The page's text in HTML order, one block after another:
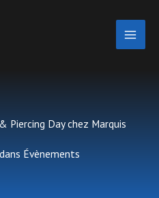
Day chez Marquis
dans Évènements